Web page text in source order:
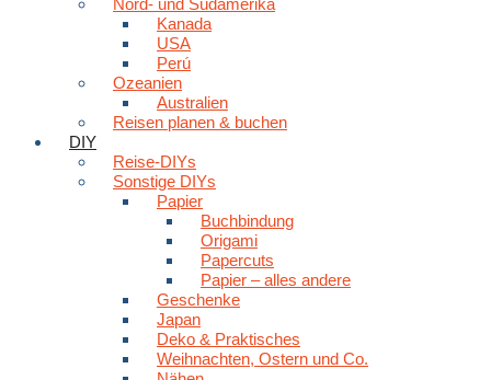
Nord- und Südamerika
Kanada
USA
Perú
Ozeanien
Australien
Reisen planen & buchen
DIY
Reise-DIYs
Sonstige DIYs
Papier
Buchbindung
Origami
Papercuts
Papier – alles andere
Geschenke
Japan
Deko & Praktisches
Weihnachten, Ostern und Co.